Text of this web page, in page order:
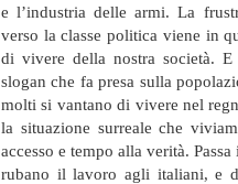
e l’industria delle armi. La
verso la classe politica viene in
di vivere della nostra società.
slogan che fa presa sulla
molti si vantano di vivere nel
la situazione surreale che
accesso e tempo alla verità.
rubano il lavoro agli italiani, e